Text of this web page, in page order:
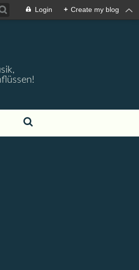
Login + Create my blog